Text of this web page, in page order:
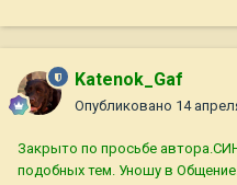
Katenok_Gaf
Опубликовано 14
Закрыто по просьбе
подобных тем. Уношу в